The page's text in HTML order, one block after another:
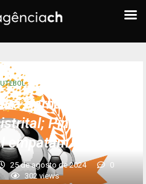
Carnaíba e se
Pinhões e
empatam
25 de agosto de 2024
0
302views